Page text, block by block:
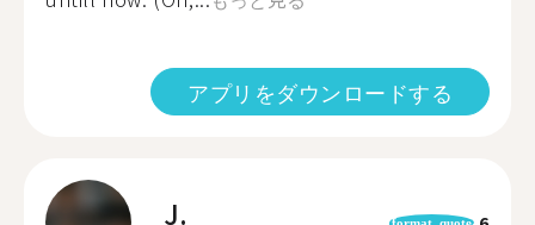
アプリをダウンロードする
J. format_quote